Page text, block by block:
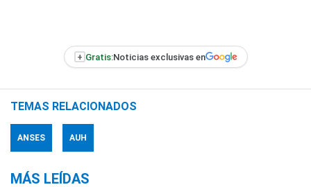
+ Gratis:Noticias exclusivas en
TEMAS RELACIONADOS
ANSES AUH
MÁS LEÍDAS